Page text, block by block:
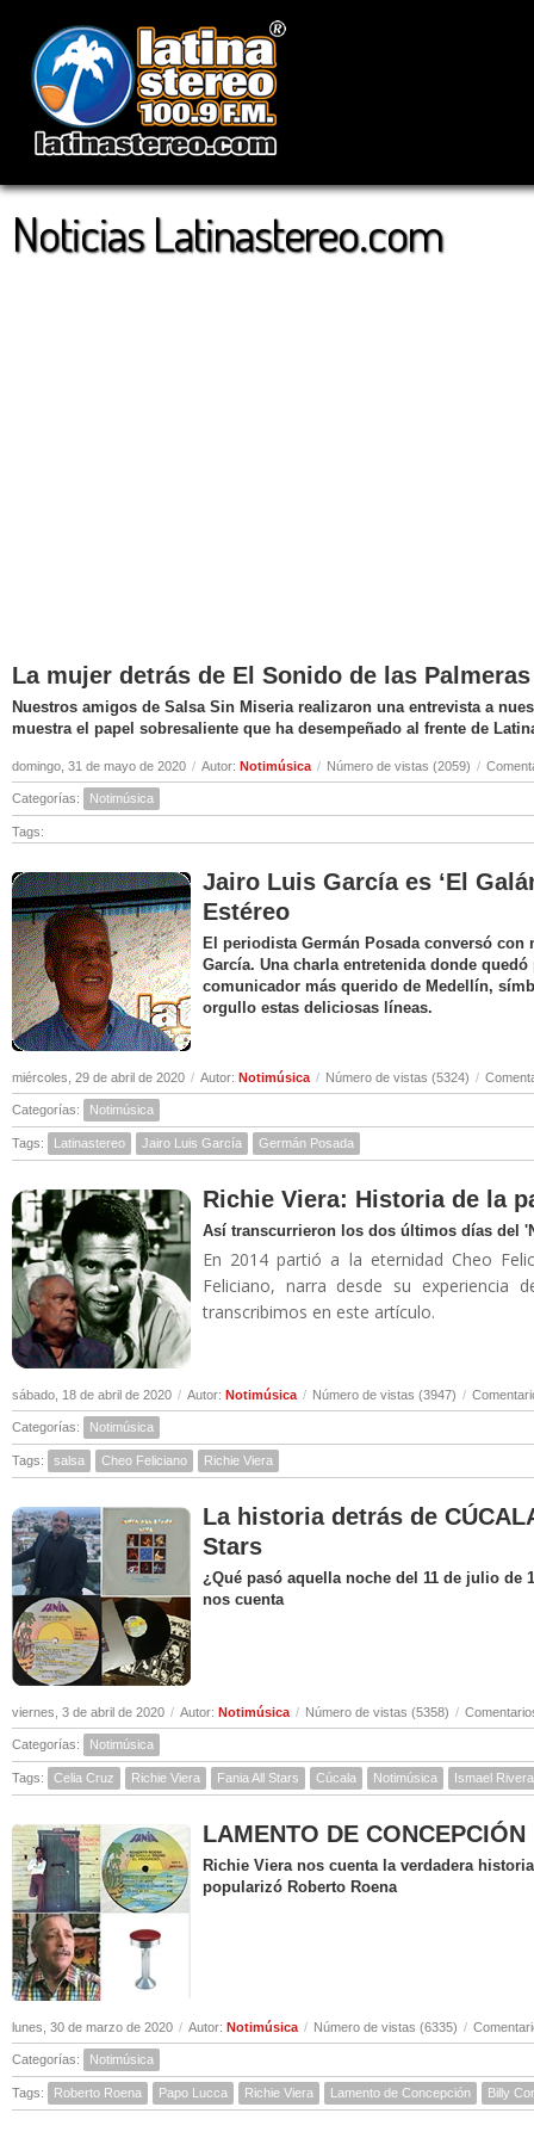
Noticias Latinastereo.com
La mujer detrás de El Sonido de las Palmeras
Nuestros amigos de Salsa Sin Miseria realizaron una entrevista a
muestra el papel sobresaliente que ha desempeñado al frente de
domingo, 31 de mayo de 2020 / Autor: Notimúsica / Número de vistas (2059) /
Categorías: Notimúsica
Tags:
Jairo Luis García es ‘El
Estéreo
El periodista Germán Posada conversó
García. Una charla entretenida donde
comunicador más querido de Medellín,
orgullo estas deliciosas líneas.
miércoles, 29 de abril de 2020 / Autor: Notimúsica / Número de vistas (5324) /
Categorías: Notimúsica
Tags: Latinastereo Jairo Luis García Germán Posada
Richie Viera: Historia de la
Así transcurrieron los dos últimos días del
En 2014 partió a la eternidad Cheo
Feliciano, narra desde su experiencia
transcribimos en este artículo.
sábado, 18 de abril de 2020 / Autor: Notimúsica / Número de vistas (3947) /
Categorías: Notimúsica
Tags: salsa Cheo Feliciano Richie Viera
La historia detrás de
Stars
¿Qué pasó aquella noche del 11 de julio de
nos cuenta
viernes, 3 de abril de 2020 / Autor: Notimúsica / Número de vistas (5358) /
Categorías: Notimúsica
Tags: Celia Cruz Richie Viera Fania All Stars Cúcala Notimúsica Ismael Rivera
LAMENTO DE
Richie Viera nos cuenta la verdadera
popularizó Roberto Roena
lunes, 30 de marzo de 2020 / Autor: Notimúsica / Número de vistas (6335) /
Categorías: Notimúsica
Tags: Roberto Roena Papo Lucca Richie Viera Lamento de Concepción Billy